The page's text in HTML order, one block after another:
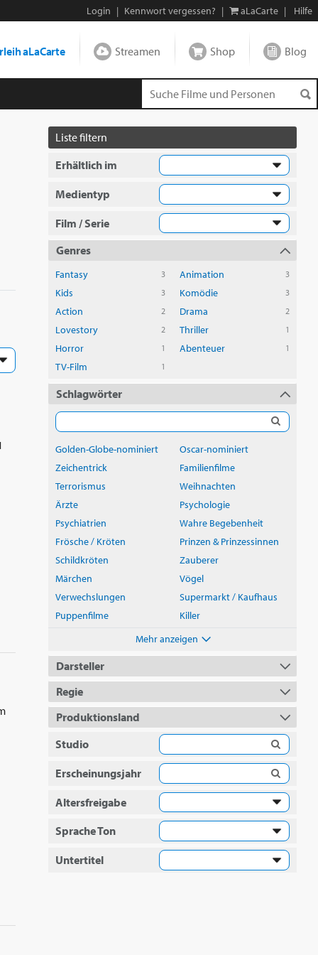
Login | Kennwort vergessen? | aLaCarte | Hilfe
aLaCarte Streamen Shop Blog
Liste filtern
Erhältlich im
Medientyp
Film / Serie
Genres
Fantasy 3 Animation 3
Kids 3 Komödie 3
Action 2 Drama 2
Lovestory 2 Thriller 1
Horror 1 Abenteuer 1
TV-Film 1
Schlagwörter
Golden-Globe-nominiert
Oscar-nominiert
Zeichentrick
Familienfilme
Terrorismus
Weihnachten
Ärzte
Psychologie
Psychiatrien
Wahre Begebenheit
Frösche / Kröten
Prinzen & Prinzessinnen
Schildkröten
Zauberer
Märchen
Vögel
Verwechslungen
Supermarkt / Kaufhaus
Puppenfilme
Killer
Mehr anzeigen
Darsteller
Regie
Produktionsland
Studio
Erscheinungsjahr
Altersfreigabe
Sprache Ton
Untertitel